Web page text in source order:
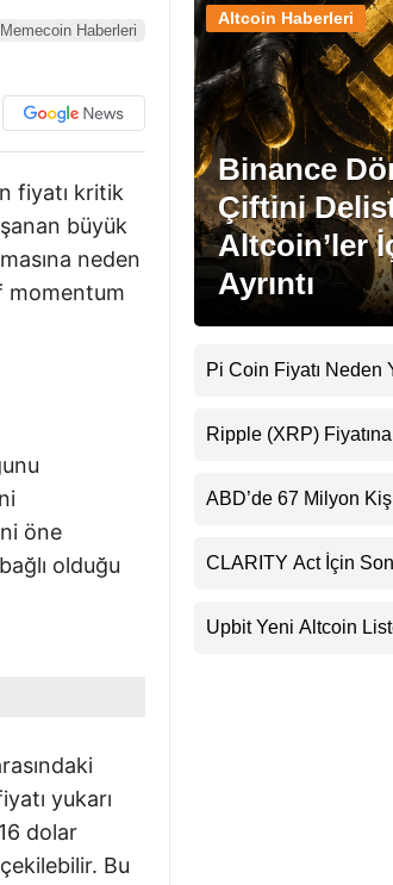
Memecoin Haberleri
fiyatı kritik
büyük
neden
momentum
öne
olduğu
yukarı
dolar
Bu
Binance
Çiftini
Altcoin’ler
Ayrıntı
Altcoin Haberleri
Pi Coin Fiyatı Neden
Destekledi
Ripple (XRP)
Uyarı
ABD’de 67 Milyon
CLARITY Act İçin
Beklentisini Bozabilir
Upbit Yeni Altcoin